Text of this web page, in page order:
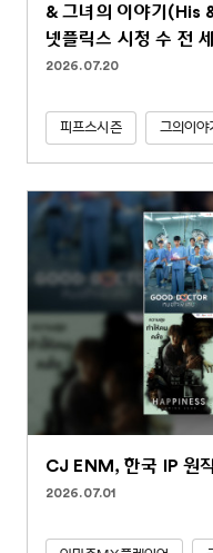
& 그녀의 이야기(His
넷플릭스 시청 수 전
2026.07.20
피프스시즌 그의이야
CJ ENM, 한국 IP 원
2026.07.01